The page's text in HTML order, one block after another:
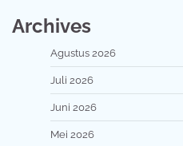
Archives
Agustus 2026
Juli 2026
Juni 2026
Mei 2026